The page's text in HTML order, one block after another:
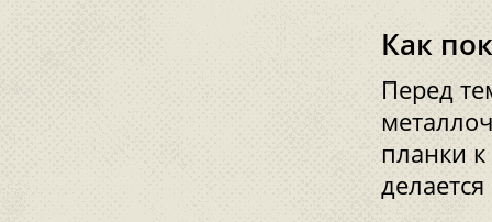
Как
Перед
планки